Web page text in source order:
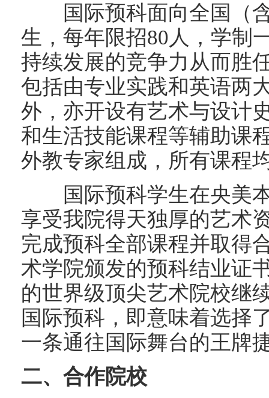
国际预科面向全国（含
生，每年限招80人，学制
持续发展的竞争力从而胜
包括由专业实践和英语两
外，亦开设有艺术与设计
和生活技能课程等辅助课
外教专家组成，所有课
国际预科学生在央美本
享受我院得天独厚的艺术
完成预科全部课程并取得
术学院颁发的预科结业证
的世界级顶尖艺术院校继
国际预科，即意味着选择
一条通往国际舞台的王牌
二、合作院校